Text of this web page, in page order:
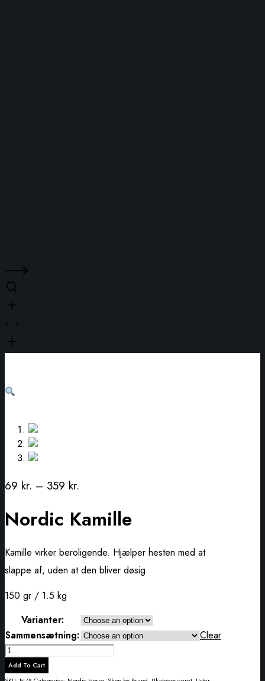
69 kr. – 359 kr.
Nordic Kamille
Kamille virker beroligende. Hjælper hesten med at
slappe af, uden at den bliver døsig.
150 gr / 1.5 kg
Varianter:
Sammensætning:
Clear
Nordic
Kamille
quantity
Add To Cart